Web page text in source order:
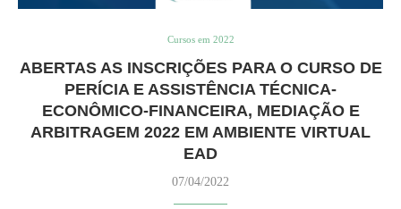
Cursos em 2022
ABERTAS AS INSCRIÇÕES PARA O CURSO DE
PERÍCIA E ASSISTÊNCIA TÉCNICA-
ECONÔMICO-FINANCEIRA, MEDIAÇÃO E
ARBITRAGEM 2022 EM AMBIENTE VIRTUAL
EAD
07/04/2022